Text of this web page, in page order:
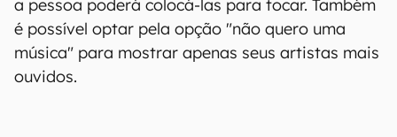
Conecte sua conta do Spotify para compartilhar seu gosto musical
(Captura de tela: Canaltech/Felipe Freitas)